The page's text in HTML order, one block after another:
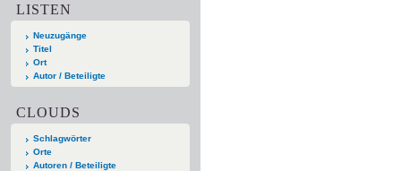
LISTEN
Neuzugänge
Titel
Ort
Autor / Beteiligte
CLOUDS
Schlagwörter
Orte
Autoren / Beteiligte